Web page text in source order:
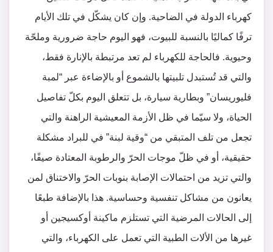
كهرباء الدولة في الضاحية. وإن كان يشكّل في تلك الأيام
ترفًا كماليًا بالنسبة للبيوت، فهو اليوم حاجة ضرورية وملحّة
وحيوية. فالحاجة للكهرباء لم تعد مرتبطة بالإنارة فقط،
والتي قد تُستبدل تلبيتها بالشموع أو بالإضاءة عبر “لمبة
فليوريسان” وبطارية سيارة، بل تتعلق اليوم بكلّ تفاصيل
الحياة، ولا سيّما في ظل الأزمة المعيشية الراهنة والتي
تجعل من تلف المتبقي من “وقية لبنة” في للبراد مشكلة
حقيقية، أو في ظلّ موجات الحرّ والرطوبة المعتادة صيفًا،
والتي تزيد من احتمالات الإصابة بنوبات الحرّ والاختناق لمن
يعانون من مشاكل تنفسية وحساسية. هذا بالإضافة طبعًا
إلى الحالات المرضية التي تستلزم ماكينة أوكسيجين أو
غيرها من الألات الطبية التي تعمل على الكهرباء، والتي